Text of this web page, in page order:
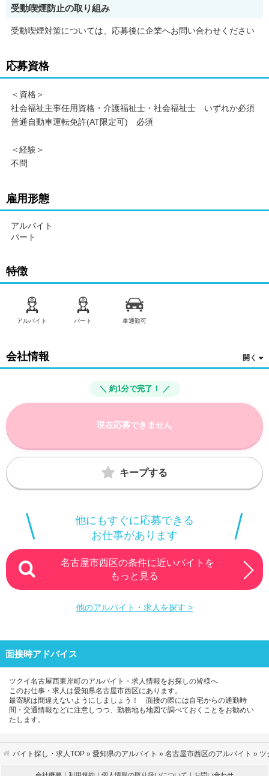
受動喫煙防止の取り組み
受動喫煙対策については、応募後に企業へお問い合わせください
応募資格
＜資格＞
社会福祉主事任用資格・介護福祉士・社会福祉士 いずれか必須
普通自動車運転免許(AT限定可) 必須
＜経験＞
不問
雇用形態
アルバイト
パート
特徴
アルバイト パート 車通勤可
会社情報
＼ 約1分で完了！ ／
現在応募できません
キープする
他にもすぐに応募できる
お仕事があります
名古屋市西区の条件に近いバイトを
もっと見る
他のアルバイト・求人を探す >
面接時アドバイス
ツクイ名古屋西東岸町のアルバイト・求人情報をお探しの皆様へ
このお仕事・求人は愛知県名古屋市西区にあります。
最寄駅は間違えないようにしましょう！ 面接の際には自宅からの通勤時
間・交通情報などに注意しつつ、勤務地も地図で調べておくことをお勧めい
たします。
バイト探し・求人TOP » 愛知県のアルバイト » 名古屋市西区のアルバイト » ツ
会社概要 ｜ 利用規約 ｜ 個人情報の取り扱いについて ｜ お問い合わせ